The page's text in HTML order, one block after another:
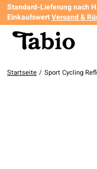
Standard-Lieferung nach
EinkaufswertVersand &
Startseite / Sport Cycling